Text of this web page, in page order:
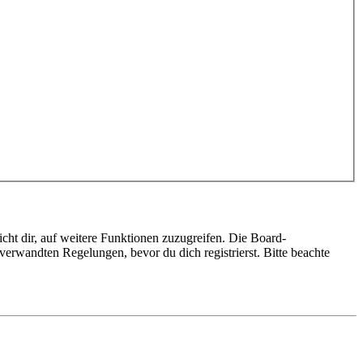
dir, auf weitere Funktionen zuzugreifen. Die Board-
Regelungen, bevor du dich registrierst. Bitte beachte